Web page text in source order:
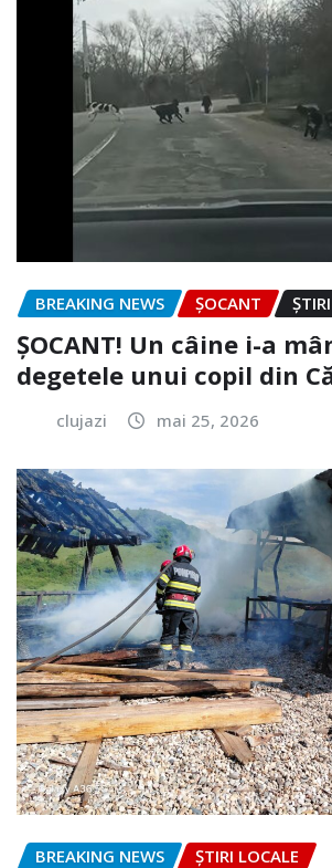
BREAKING NEWS ȘOCANT
ȘOCANT! Un câine i-a
degetele unui copil din
clujazi mai 25, 2026
BREAKING NEWS ȘTIRI LOCALE